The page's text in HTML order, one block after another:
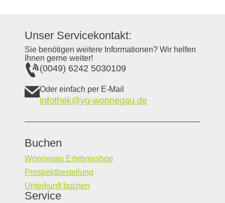
Unser Servicekontakt:
Sie benötigen weitere Informationen? Wir helfen
Ihnen gerne weiter!
(0049) 6242 5030109
Oder einfach per E-Mail
infothek@vg-wonnegau.de
Buchen
Wonnegau Erlebnisshop
Prospektbestellung
Unterkunft buchen
Service